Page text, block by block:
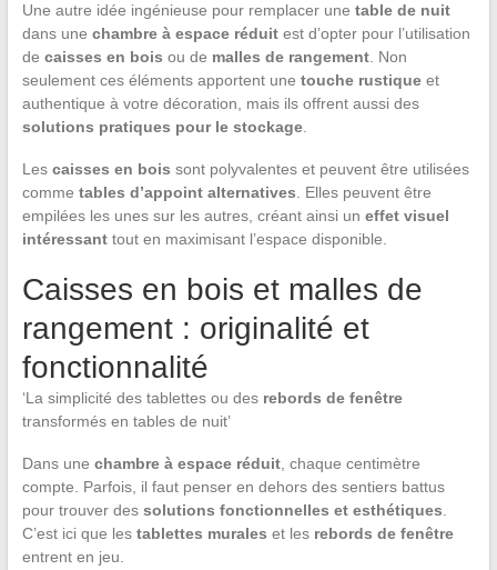
Une autre idée ingénieuse pour remplacer une table de nuit
dans une chambre à espace réduitest d’opter pour l’utilisation
de caisses en bois ou de malles de rangement. Non
seulement ces éléments apportent une touche rustiqueet
authentique à votre décoration, mais ils offrent aussi des
solutions pratiques pour le stockage.
Les caisses en bois sont polyvalentes et peuvent être utilisées
comme tables d’appoint alternatives . Elles peuvent être
empilées les unes sur les autres, créant ainsi un effet visuel
intéressanttout en maximisant l’espace disponible.
Caisses en bois et malles de
rangement : originalité et
fonctionnalité
‘La simplicité des tablettes ou des rebords de fenêtre
transformés en tables de nuit’
Dans une chambre à espace réduit, chaque centimètre
compte. Parfois, il faut penser en dehors des sentiers battus
pour trouver des solutions fonctionnelles et esthétiques
C’est ici que les tablettes murales et les rebords de fenêtre
entrent en jeu.